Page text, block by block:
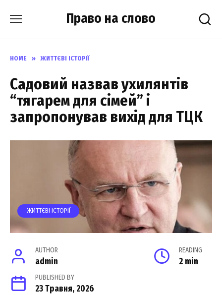
Право на слово
HOME » ЖИТТЄВІ ІСТОРІЇ
Садовий назвав ухилянтів
“тягарем для сімей” і
запропонував вихід для ТЦК
ЖИТТЄВІ ІСТОРІЇ
AUTHOR
admin
READING
2 min
PUBLISHED BY
23 Травня, 2026